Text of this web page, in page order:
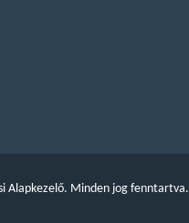
Alapkezelő. Minden jog fenntartva.